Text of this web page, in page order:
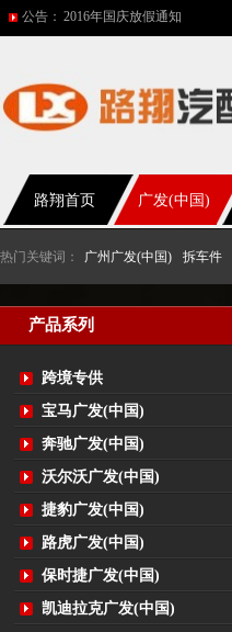
公告： 2016年国庆放假通知
五一放假通知
2017年春节放假通知
路翔首页 广发(中国)
热门关键词： 广州广发(中国) 拆车件
产品系列
跨境专供
宝马广发(中国)
奔驰广发(中国)
沃尔沃广发(中国)
捷豹广发(中国)
路虎广发(中国)
保时捷广发(中国)
凯迪拉克广发(中国)